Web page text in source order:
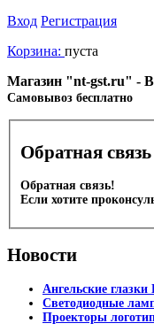
Вход Регистрация
Корзина: пуста
Магазин "nt-gst.ru" -
Cамовывоз бесплатно
Обратная связь
Обратная связь!
Если хотите
Новости
Ангельские
Светодиодные
Проекторы